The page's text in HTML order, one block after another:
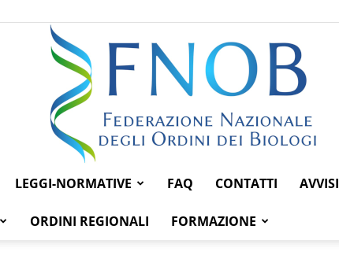
Federazione
LEGGI-NORMATIVE FAQ CONTATTI AVVISI
ORDINI REGIONALI FORMAZIONE